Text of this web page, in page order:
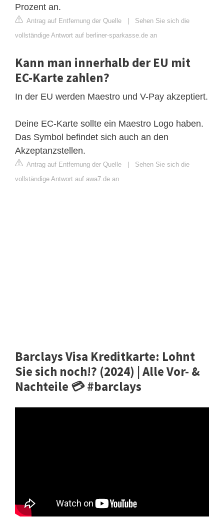
Prozent an.
Antrag auf Entfernung der Quelle
Sehen Sie sich die
vollständige Antwort auf berliner-sparkasse.de an
Kann man innerhalb der EU mit
EC-Karte zahlen?
In der EU werden Maestro und V-Pay akzeptiert.
Deine EC-Karte sollte ein Maestro Logo haben.
Das Symbol befindet sich auch an den
Akzeptanzstellen.
Antrag auf Entfernung der Quelle
Sehen Sie sich die
vollständige Antwort auf awa7.de an
Barclays Visa Kreditkarte: Lohnt
Sie sich noch!? (2024) | Alle Vor- &
Nachteile 💳 #barclays